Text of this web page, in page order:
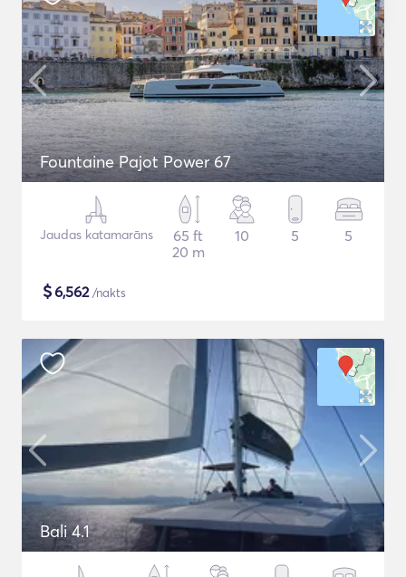
Fountaine Pajot Power 67
Jaudas katamarāns
65 ft
20 m
10 5 5
$6,562/nakts
Bali 4.1